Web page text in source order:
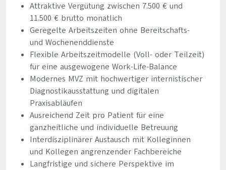
Attraktive Vergütung zwischen 7.500 € und
11.500 € brutto monatlich
Geregelte Arbeitszeiten ohne Bereitschafts-
und Wochenenddienste
Flexible Arbeitszeitmodelle (Voll- oder Teilzeit)
für eine ausgewogene Work-Life-Balance
Modernes MVZ mit hochwertiger internistischer
Diagnostikausstattung und digitalen
Praxisabläufen
Ausreichend Zeit pro Patient für eine
ganzheitliche und individuelle Betreuung
Interdisziplinärer Austausch mit Kolleginnen
und Kollegen angrenzender Fachbereiche
Langfristige und sichere Perspektive im